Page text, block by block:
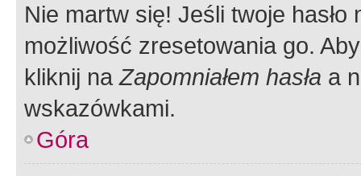
Nie martw się! Jeśli twoje
możliwość zresetowania go.
kliknij naZapomniałem hasła a
wskazówkami.
Góra